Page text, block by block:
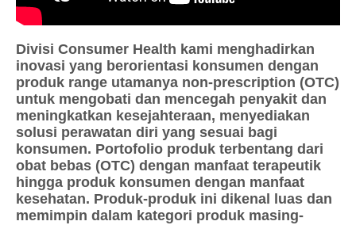
Investor
Keberlanjutan
Hubungi Kami
Divisi Consumer Health kami menghadirkan
inovasi yang berorientasi konsumen dengan
produk range utamanya non-prescription (OTC)
untuk mengobati dan mencegah penyakit dan
meningkatkan kesejahteraan, menyediakan
solusi perawatan diri yang sesuai bagi
konsumen. Portofolio produk terbentang dari
obat bebas (OTC) dengan manfaat terapeutik
hingga produk konsumen dengan manfaat
kesehatan. Produk-produk ini dikenal luas dan
memimpin dalam kategori produk masing-